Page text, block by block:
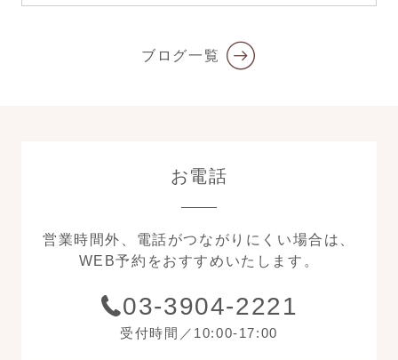
ブログ一覧
お電話
営業時間外、電話がつながりにくい場合は、
WEB予約をおすすめいたします。
03-3904-2221
受付時間／10:00-17:00